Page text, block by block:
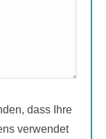
dass Ihre
verwendet